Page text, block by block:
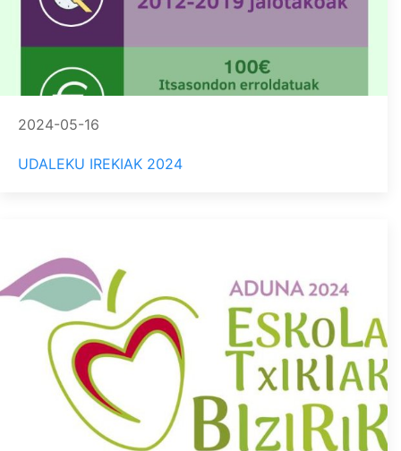
2024-05-16
UDALEKU IREKIAK 2024